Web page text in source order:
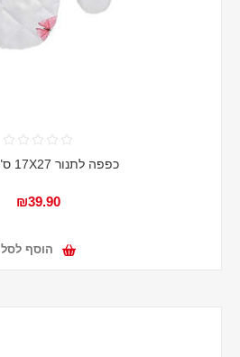
כפפה לתנור 17X27 ס"מ Alma
₪39.90
הוסף לסל